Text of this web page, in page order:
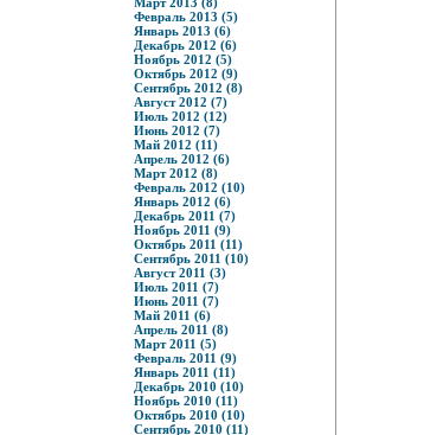
Февраль 2013 (5)
Январь 2013 (6)
Декабрь 2012 (6)
Ноябрь 2012 (5)
Октябрь 2012 (9)
Сентябрь 2012 (8)
Август 2012 (7)
Июль 2012 (12)
Июнь 2012 (7)
Май 2012 (11)
Апрель 2012 (6)
Март 2012 (8)
Февраль 2012 (10)
Январь 2012 (6)
Декабрь 2011 (7)
Ноябрь 2011 (9)
Октябрь 2011 (11)
Сентябрь 2011 (10)
Август 2011 (3)
Июль 2011 (7)
Июнь 2011 (7)
Май 2011 (6)
Апрель 2011 (8)
Март 2011 (5)
Февраль 2011 (9)
Январь 2011 (11)
Декабрь 2010 (10)
Ноябрь 2010 (11)
Октябрь 2010 (10)
Сентябрь 2010 (11)